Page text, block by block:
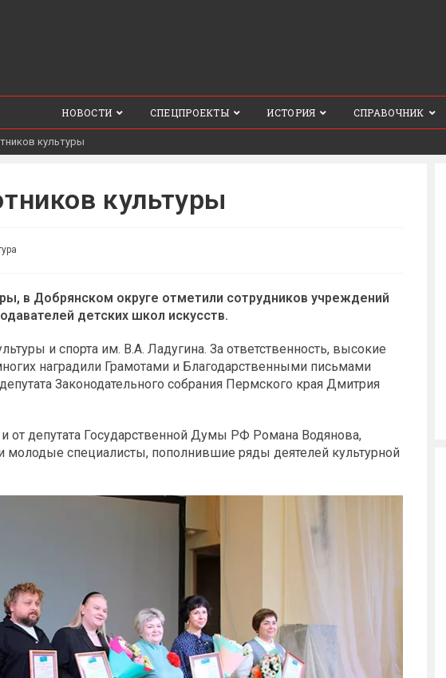
НОВОСТИ СПЕЦПРОЕКТЫ ИСТОРИЯ СПРАВОЧНИК
культуры
культуры
в Добрянском округе отметили сотрудников учреждений
детских школ искусств.
и спорта им. В.А. Ладугина. За ответственность, высокие
наградили Грамотами и Благодарственными письмами
Законодательного собрания Пермского края Дмитрия
от депутата Государственной Думы РФ Романа Водянова,
молодые специалисты, пополнившие ряды деятелей культурной